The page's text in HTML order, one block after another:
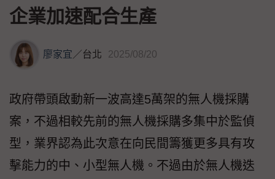
企業加速配合生產
廖家宜／台北 2025/08/20
政府帶頭啟動新一波高達5萬架的無人機採購
案，不過相較先前的無人機採購多集中於監偵
型，業界認為此次意在向民間籌獲更多具有攻
擊能力的中、小型無人機。不過由於無人機迭